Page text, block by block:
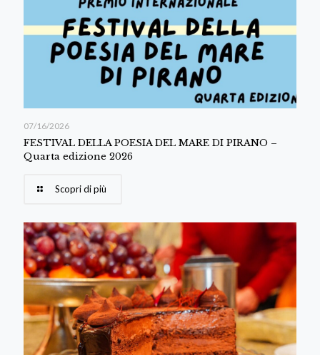
07/16/2026
FESTIVAL DELLA POESIA DEL MARE DI PIRANO –
Quarta edizione 2026
Scopri di più